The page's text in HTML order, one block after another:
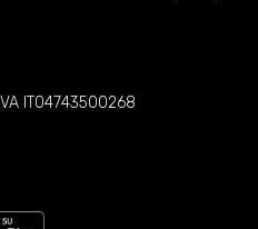
IT04743500268